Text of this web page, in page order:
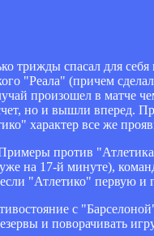
трижды спасал для
"Реала" (причем
произошел в матче
но и вышли вперед.
характер все же
против
на 17-й минуте),
"Атлетико" первую
с
и поворачивать